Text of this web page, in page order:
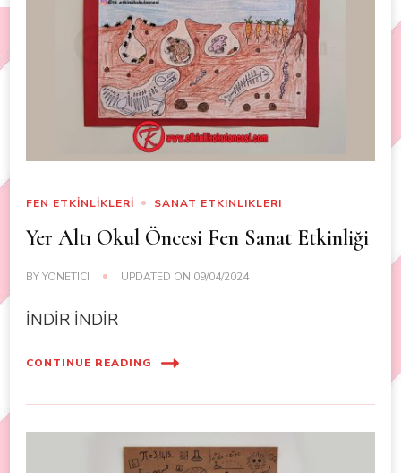
FEN ETKİNLİKLERİ SANAT ETKINLIKLERI
Yer Altı Okul Öncesi Fen Sanat Etkinliği
BYYÖNETICI UPDATED ON 09/04/2024
İNDİR İNDİR
CONTINUE READING